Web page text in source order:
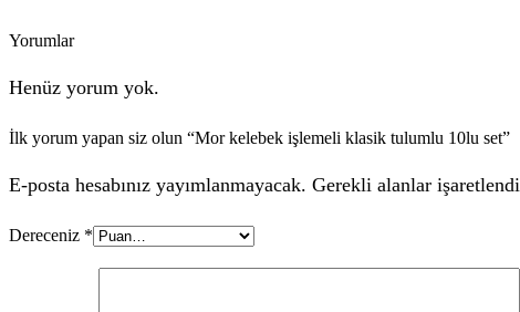
Yorumlar
Henüz yorum yok.
İlk yorum yapan siz olun “Mor kelebek işlemeli klasik tulumlu 10lu set”
E-posta hesabınız yayımlanmayacak. Gerekli alanlar işaretlendi
Dereceniz *